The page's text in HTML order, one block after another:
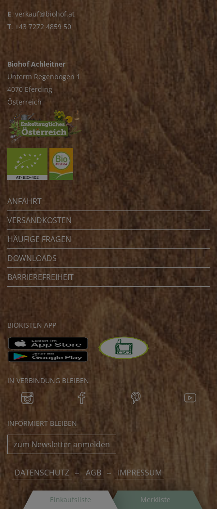
Einkaufsliste Merkliste
E. verkauf@biohof.at
T. +43 7272 4859 50
Biohof Achleitner
Unterm Regenbogen 1
4070 Eferding
Österreich
ANFAHRT
VERSANDKOSTEN
HÄUFIGE FRAGEN
DOWNLOADS
BARRIEREFREIHEIT
BIOKISTEN APP
IN VERBINDUNG BLEIBEN
INFORMIERT BLEIBEN
zum Newsletter anmelden
DATENSCHUTZ AGB IMPRESSUM